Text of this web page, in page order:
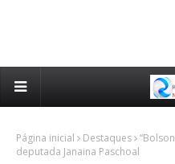
Página inicial Destaques
deputada Janaina Paschoal